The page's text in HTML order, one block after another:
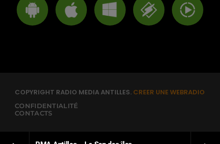
COPYRIGHT RADIO MEDIA ANTILLES. CREER UNE WEBRADIO
CONFIDENTIALITÉ
CONTACTS